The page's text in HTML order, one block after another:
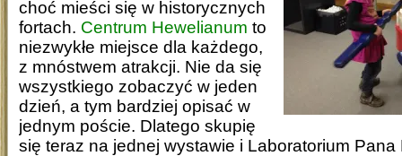
choć mieści się w historycznych
fortach. Centrum Hewelianum to
niezwykłe miejsce dla każdego,
z mnóstwem atrakcji. Nie da się
wszystkiego zobaczyć w jeden
dzień, a tym bardziej opisać w
jednym poście. Dlatego skupię
się teraz na jednej wystawie i Laboratorium Pana